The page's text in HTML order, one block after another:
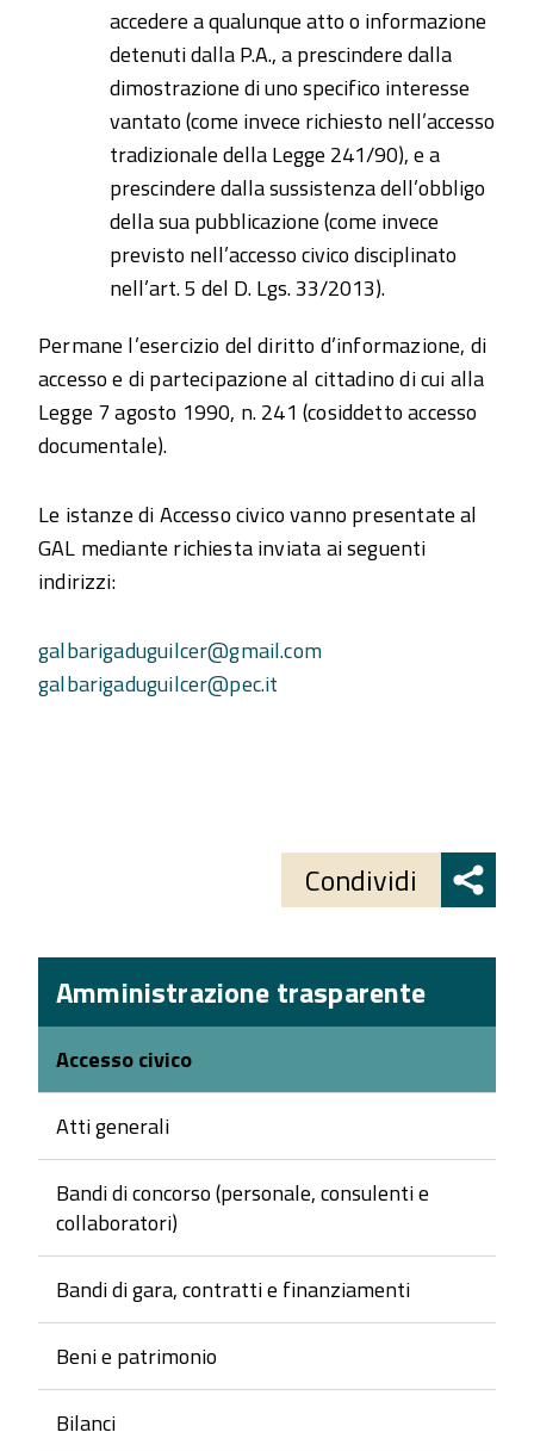
accedere a qualunque atto o informazione
detenuti dalla P.A., a prescindere dalla
dimostrazione di uno specifico interesse
vantato (come invece richiesto nell’accesso
tradizionale della Legge 241/90), e a
prescindere dalla sussistenza dell’obbligo
della sua pubblicazione (come invece
previsto nell’accesso civico disciplinato
nell’art. 5 del D. Lgs. 33/2013).
Permane l’esercizio del diritto d’informazione, di
accesso e di partecipazione al cittadino di cui alla
Legge 7 agosto 1990, n. 241 (cosiddetto accesso
documentale).
Le istanze di Accesso civico vanno presentate al
GAL mediante richiesta inviata ai seguenti
indirizzi:
galbarigaduguilcer@gmail.com
galbarigaduguilcer@pec.it
Condividi
Amministrazione trasparente
Accesso civico
Atti generali
Bandi di concorso (personale, consulenti e
collaboratori)
Bandi di gara, contratti e finanziamenti
Beni e patrimonio
Bilanci